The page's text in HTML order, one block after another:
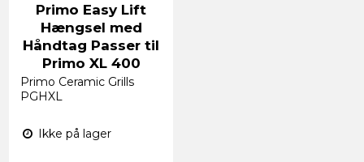
Primo Easy Lift
Hængsel med
Håndtag Passer til
Primo XL 400
Primo Ceramic Grills
PGHXL
Ikke på lager